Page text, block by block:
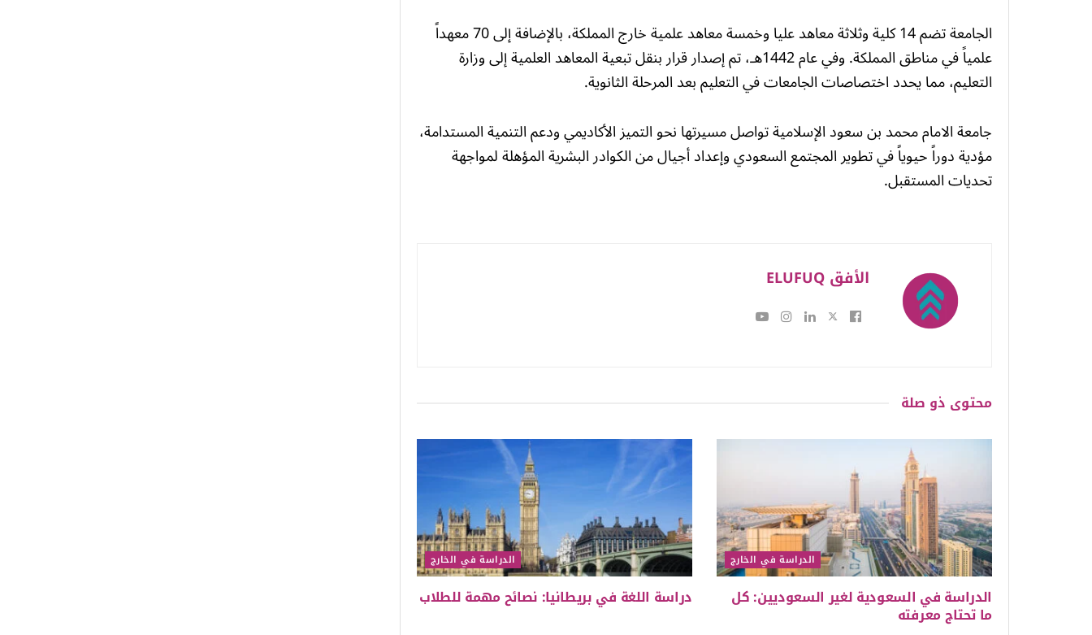
الجامعة تضم 14 كلية وثلاثة معاهد عليا وخمسة معاهد علمية خارج المملكة، بالإضافة إلى 70 معهداً
علمياً في مناطق المملكة. وفي عام 1442هـ، تم إصدار قرار بنقل تبعية المعاهد العلمية إلى وزارة
التعليم، مما يحدد اختصاصات الجامعات في التعليم بعد المرحلة الثانوية.
جامعة الامام محمد بن سعود الإسلامية تواصل مسيرتها نحو التميز الأكاديمي ودعم التنمية المستدامة،
مؤدية دوراً حيوياً في تطوير المجتمع السعودي وإعداد أجيال من الكوادر البشرية المؤهلة لمواجهة
تحديات المستقبل.
الأفق ELUFUQ
محتوى ذو صلة
الدراسة في الخارج
الدراسة في السعودية لغير السعوديين: كل
ما تحتاج معرفته
الدراسة في الخارج
دراسة اللغة في بريطانيا: نصائح مهمة للطلاب